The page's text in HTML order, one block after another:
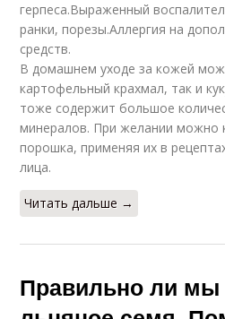
герпеса.Выраженный
ранки, порезы.Аллергия на
средств.
В домашнем уходе за кожей
картофельный крахмал, так и
тоже содержит большое
минералов. При желании можно
порошка, применяя их в
лица.
Читать дальше →
Правильно ли